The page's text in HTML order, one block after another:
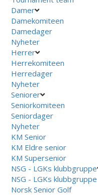
Damer
Damekomiteen
Damedager
Nyheter
Herrer
Herrekomiteen
Herredager
Nyheter
Seniorer
Seniorkomiteen
Seniordager
Nyheter
KM Senior
KM Eldre senior
KM Supersenior
NSG - LGKs klubbgruppe
NSG - LGKs klubbgruppe
Norsk Senior Golf